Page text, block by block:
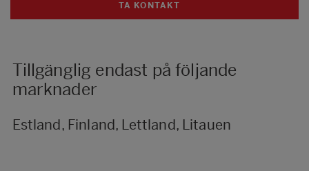
TA KONTAKT
Tillgänglig endast på följande
marknader
Estland, Finland, Lettland, Litauen